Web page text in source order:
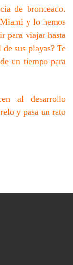
de bronceado.
y lo hemos
para viajar hasta
sus playas? Te
un tiempo para
al desarrollo
y pasa un rato